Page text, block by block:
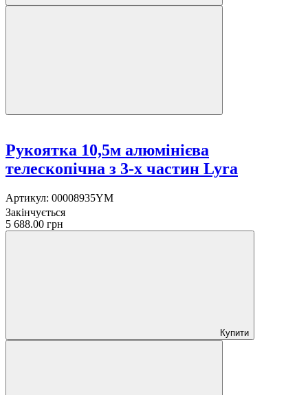
Рукоятка 10,5м алюмінієва
телескопічна з 3-х частин Lyra
Артикул: 00008935YM
Закінчується
5 688.00 грн
Купити